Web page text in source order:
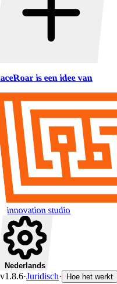
is een idee van
innovation studio
Nederlands
v1.8.6·Juridisch· Hoe het werkt